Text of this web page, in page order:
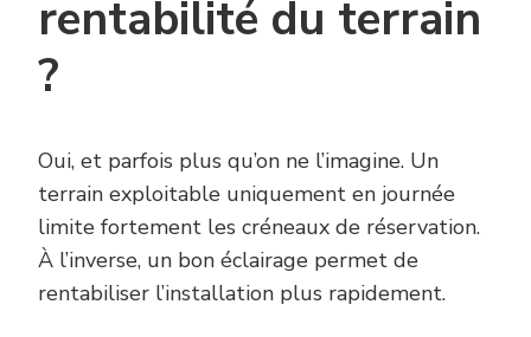
rentabilité du terrain
?
Oui, et parfois plus qu’on ne l’imagine. Un
terrain exploitable uniquement en journée
limite fortement les créneaux de réservation.
À l’inverse, un bon éclairage permet de
rentabiliser l’installation plus rapidement.